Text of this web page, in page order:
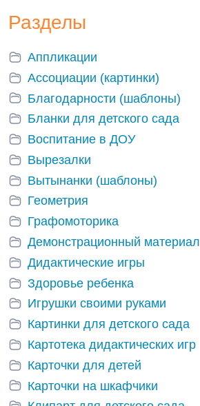
Разделы
Аппликации
Ассоциации (картинки)
Благодарности (шаблоны)
Бланки для детского сада
Воспитание в ДОУ
Вырезалки
Вытынанки (шаблоны)
Геометрия
Графомоторика
Демонстрационный материал
Дидактические игры
Здоровье ребенка
Игрушки своими руками
Картинки для детского сада
Картотека дидактических игр
Карточки для детей
Карточки на шкафчики